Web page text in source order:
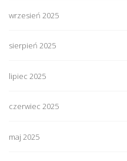
wrzesień 2025
sierpień 2025
lipiec 2025
czerwiec 2025
maj 2025